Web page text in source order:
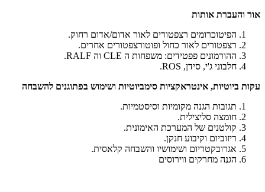
אור והעברת אותות
הפיטוכרומים רצפטורים לאור אדום/אדום רחוק.
רצפטורים לאור כחול ופוטורצפטורים אחרים.
ההורמונים פפטידים: משפחות ה CLE וה RALF
.
חלבוני ג'י, סידן, ROS
.
עקות ביוטיות, אינטראקציות סימביוטיות ושימוש בפתוגנים להשבחה
תגובות הגנה מקומיות וסיסטמיות.
חומצה סליצילית.
קולטנים של המערכת האימונית.
ריזוביום וקיבוע חנקן.
אגרובקטריום ושימושיו והשבחה קלאסית.
הגנה מחרקים ווירוסים